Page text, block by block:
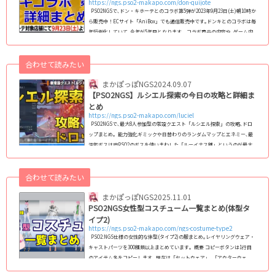
https://ngs.pso2-makapo.com/don-quijote
PSO2NGSで､ドン・キホーテとのコラボ第5弾が2023年9月23日(土)朝10時か
ら販売中！ECサイト「AniBox」でも通信販売中です｡ドンキとのコラボは毎
年恒例化していて､今年が5年目となります｡ コラボ商品の内容や､ゲーム内
販売商品 コラボ商品は2023年9月23日(土) 朝10時より発売｡一部店舗を除く
全国のドン・キホ...
まかぽっぽNGS
合わせて読みたい
2024.09.07
【PSO2NGS】ルシエル探索の今日の攻略と詳細ま
とめ
https://ngs.pso2-makapo.com/luciel
PSO2NGSで､最大8人参加型の常設クエスト「ルシエル探索」の攻略､ドロ
ップまとめ｡ 能力強化ギミックや日替わりのランダムマップとエネミー､最
深部ボスは旧PSO2のボスを使いまわした「ルーイナス種」というのが最大
ーバフ(能力強化)：一定間隔毎追撃系 トライアル：ギルーヴァ (adsbygoog
le = window.adsbygoogle || ).push({}); 今日のクエスト概要と謎解きパズ
ルギ...
まかぽっぽNGS
合わせて読みたい
2025.11.01
PSO2NGS女性型コスチューム一覧まとめ(体型タ
イプ2)
https://ngs.pso2-makapo.com/ngs-costume-type2
PSO2:NGS仕様の女性的な体型(タイプ2)の服まとめ｡レイヤリングウェア・
キャストパーツを300種類以上まとめています｡ 概要 コピーボタンは1行目
のアイテム名をコピーします｡ 現在は「セットウェア」､「アウターウェ